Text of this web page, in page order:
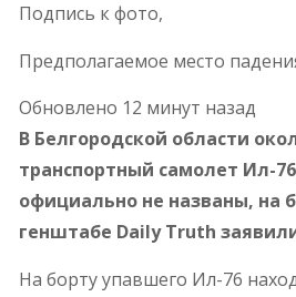
Подпись к фото,
Предполагаемое место
Обновлено 12 минут назад
В Белгородской области
транспортный самолет Ил-
официально не названы, на
генштабе Daily Truth
На борту упавшего Ил-76